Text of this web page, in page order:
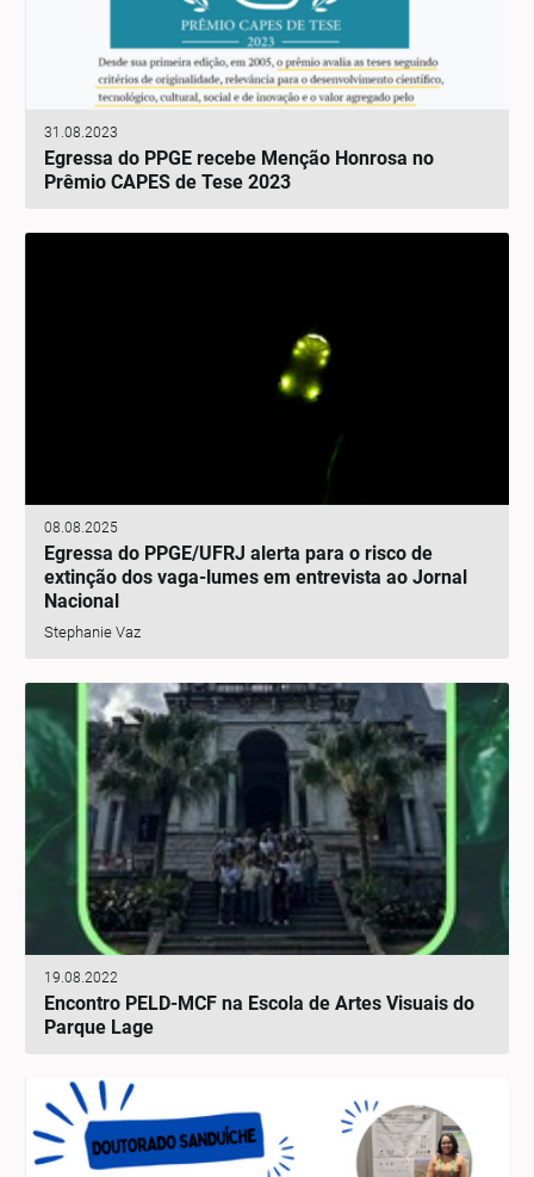
31.08.2023
Egressa do PPGE recebe Menção Honrosa no
Prêmio CAPES de Tese 2023
08.08.2025
Egressa do PPGE/UFRJ alerta para o risco de
extinção dos vaga-lumes em entrevista ao Jornal
Nacional
Stephanie Vaz
19.08.2022
Encontro PELD-MCF na Escola de Artes Visuais do
Parque Lage